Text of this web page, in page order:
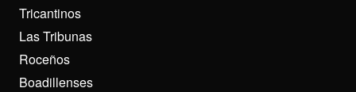
Tricantinos
Las Tribunas
Roceños
Boadillenses